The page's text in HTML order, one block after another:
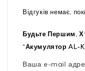
Відгуків немає,
Будьте Першим,
“Акумулятор AL-
Ваша e-mail